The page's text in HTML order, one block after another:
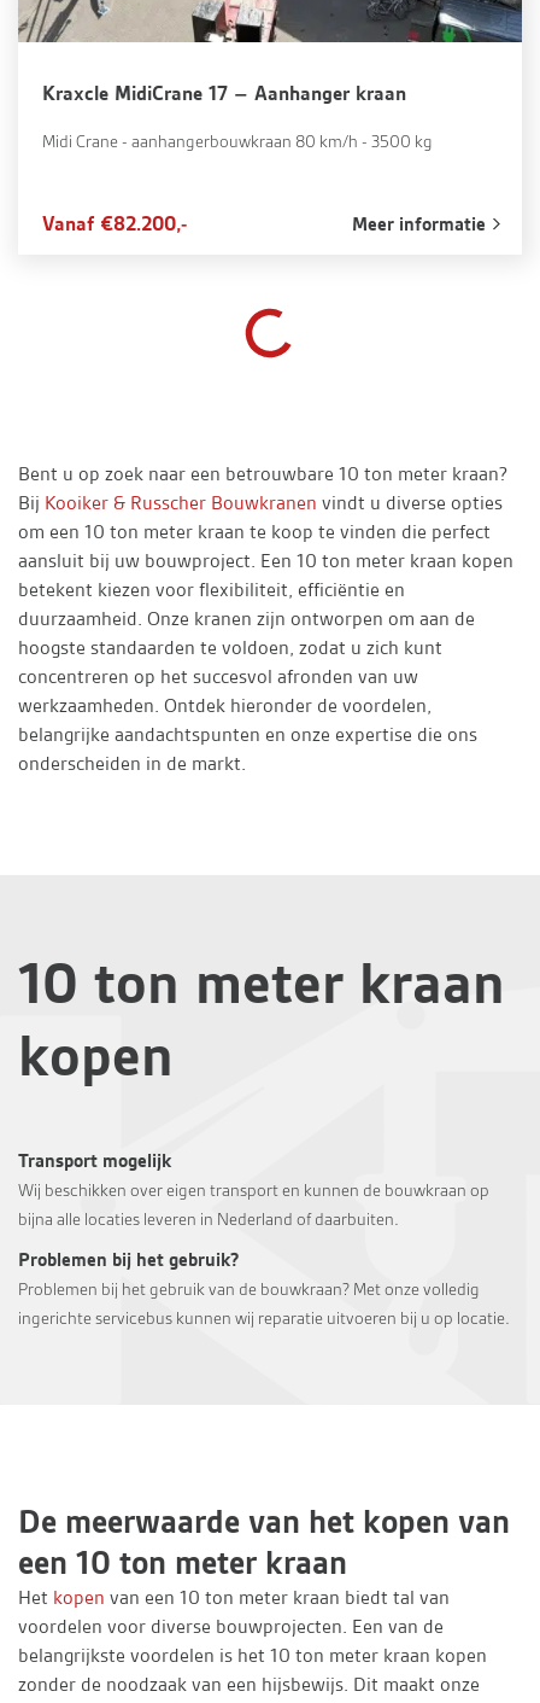
Kraxcle MidiCrane 17 – Aanhanger kraan
Midi Crane - aanhangerbouwkraan 80 km/h - 3500 kg
Vanaf €82.200,- Meer informatie
Bent u op zoek naar een betrouwbare 10 ton meter kraan?
Bij Kooiker & Russcher Bouwkranen vindt u diverse opties
om een 10 ton meter kraan te koop te vinden die perfect
aansluit bij uw bouwproject. Een 10 ton meter kraan kopen
betekent kiezen voor flexibiliteit, efficiëntie en
duurzaamheid. Onze kranen zijn ontworpen om aan de
hoogste standaarden te voldoen, zodat u zich kunt
concentreren op het succesvol afronden van uw
werkzaamheden. Ontdek hieronder de voordelen,
belangrijke aandachtspunten en onze expertise die ons
onderscheiden in de markt.
10 ton meter kraan
kopen
Transport mogelijk
Wij beschikken over eigen transport en kunnen de bouwkraan op
bijna alle locaties leveren in Nederland of daarbuiten.
Problemen bij het gebruik?
Problemen bij het gebruik van de bouwkraan? Met onze volledig
ingerichte servicebus kunnen wij reparatie uitvoeren bij u op locatie.
De meerwaarde van het kopen van
een 10 ton meter kraan
Het kopen van een 10 ton meter kraan biedt tal van
voordelen voor diverse bouwprojecten. Een van de
belangrijkste voordelen is het 10 ton meter kraan kopen
zonder de noodzaak van een hijsbewijs. Dit maakt onze